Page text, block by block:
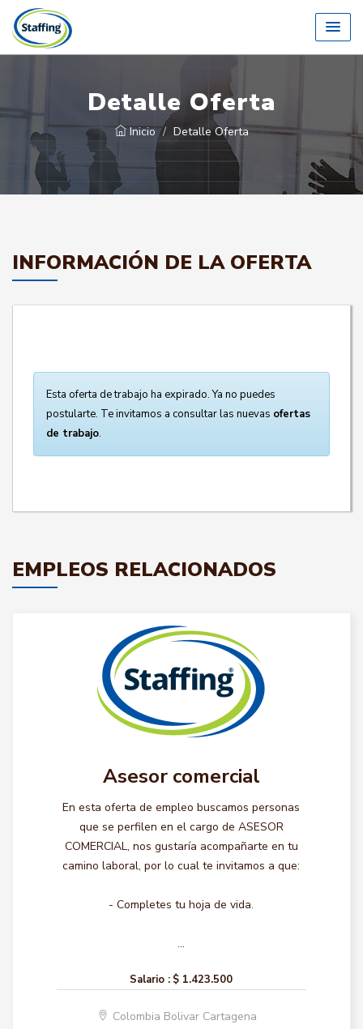
Detalle Oferta
Inicio Detalle Oferta
INFORMACIÓN DE LA OFERTA
Esta oferta de trabajo ha expirado. Ya no puedes
postularte. Te invitamos a consultar las nuevas ofertas
de trabajo.
EMPLEOS RELACIONADOS
Asesor comercial
En esta oferta de empleo buscamos personas
que se perfilen en el cargo de ASESOR
COMERCIAL, nos gustaría acompañarte en tu
camino laboral, por lo cual te invitamos a que:
- Completes tu hoja de vida.
...
Salario : $ 1.423.500
Colombia Bolivar Cartagena